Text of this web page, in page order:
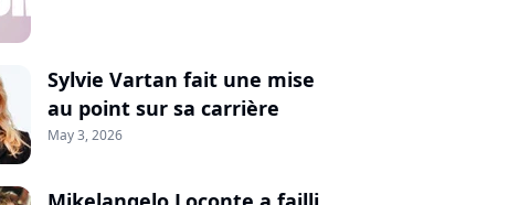
Sylvie Vartan fait une mise
au point sur sa carrière
May 3, 2026